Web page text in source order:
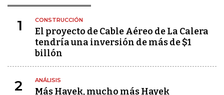
1 CONSTRUCCIÓN
El proyecto de Cable Aéreo de La Calera
tendría una inversión de más de $1
billón
2 ANÁLISIS
Más Hayek, mucho más Hayek